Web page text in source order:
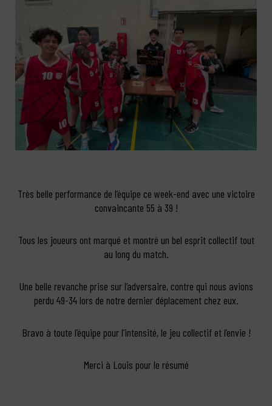
Très belle performance de l’équipe ce week-end avec une victoire
convaincante 55 à 39 !
Tous les joueurs ont marqué et montré un bel esprit collectif tout
au long du match.
Une belle revanche prise sur l’adversaire, contre qui nous avions
perdu 49-34 lors de notre dernier déplacement chez eux.
Bravo à toute l’équipe pour l’intensité, le jeu collectif et l’envie !
Merci à Louis pour le résumé